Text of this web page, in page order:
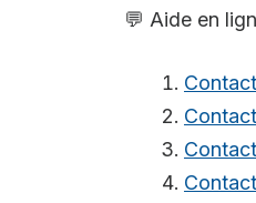
💬 Aide en